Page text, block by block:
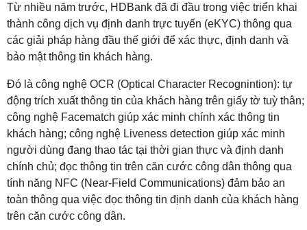
Từ nhiều năm trước, HDBank đã đi đầu trong việc triển khai
thành công dịch vụ định danh trực tuyến (eKYC) thông qua
các giải pháp hàng đầu thế giới để xác thực, định danh và
bảo mật thông tin khách hàng.
Đó là công nghệ OCR (Optical Character Recognintion): tự
động trích xuất thông tin của khách hàng trên giấy tờ tuỳ thân;
công nghệ Facematch giúp xác minh chính xác thông tin
khách hàng; công nghệ Liveness detection giúp xác minh
người dùng đang thao tác tại thời gian thực và định danh
chính chủ; đọc thông tin trên căn cước công dân thông qua
tính năng NFC (Near-Field Communications) đảm bảo an
toàn thông qua việc đọc thông tin định danh của khách hàng
trên căn cước công dân.